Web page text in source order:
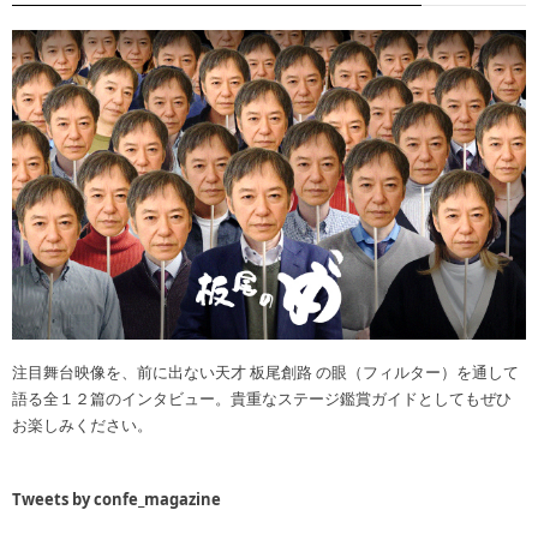
注目舞台映像を、前に出ない天才 板尾創路 の眼（フィルター）を通して
語る全１２篇のインタビュー。貴重なステージ鑑賞ガイドとしてもぜひ
お楽しみください。
Tweets by confe_magazine